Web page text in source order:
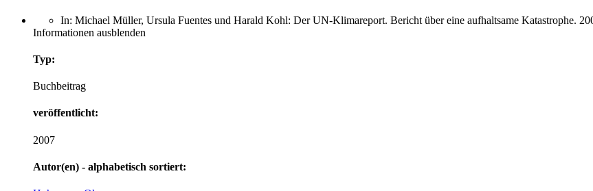
In: Michael Müller, Ursula Fuentes und Harald Kohl: Der UN-Klimareport. Bericht über eine aufhaltsame Katastrophe.
Informationen ausblenden
Typ:
Buchbeitrag
veröffentlicht:
2007
Autor(en) - alphabetisch sortiert: